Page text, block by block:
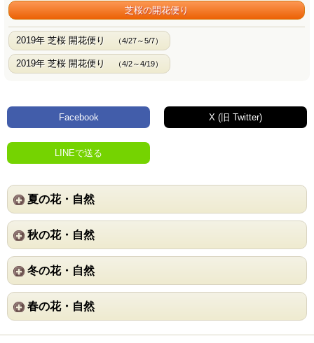
芝桜の開花便り
2019年 芝桜 開花便り （4/27～5/7）
2019年 芝桜 開花便り （4/2～4/19）
Facebook X (旧 Twitter)
LINEで送る
夏の花・自然
秋の花・自然
冬の花・自然
春の花・自然